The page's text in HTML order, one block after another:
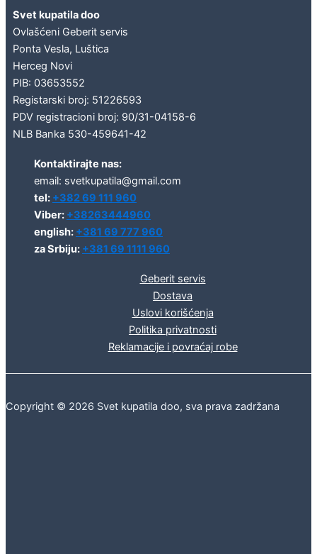
Svet kupatila doo
Ovlašćeni Geberit servis
Ponta Vesla, Luštica
Herceg Novi
PIB: 03653552
Registarski broj: 51226593
PDV registracioni broj: 90/31-04158-6
NLB Banka 530-459641-42
Kontaktirajte nas:
email: svetkupatila@gmail.com
tel: +382 69 111 960
Viber: +38263444960
english: +381 69 777 960
za Srbiju: +381 69 1111 960
Geberit servis
Dostava
Uslovi korišćenja
Politika privatnosti
Reklamacije i povraćaj robe
Copyright © 2026 Svet kupatila doo, sva prava zadržana